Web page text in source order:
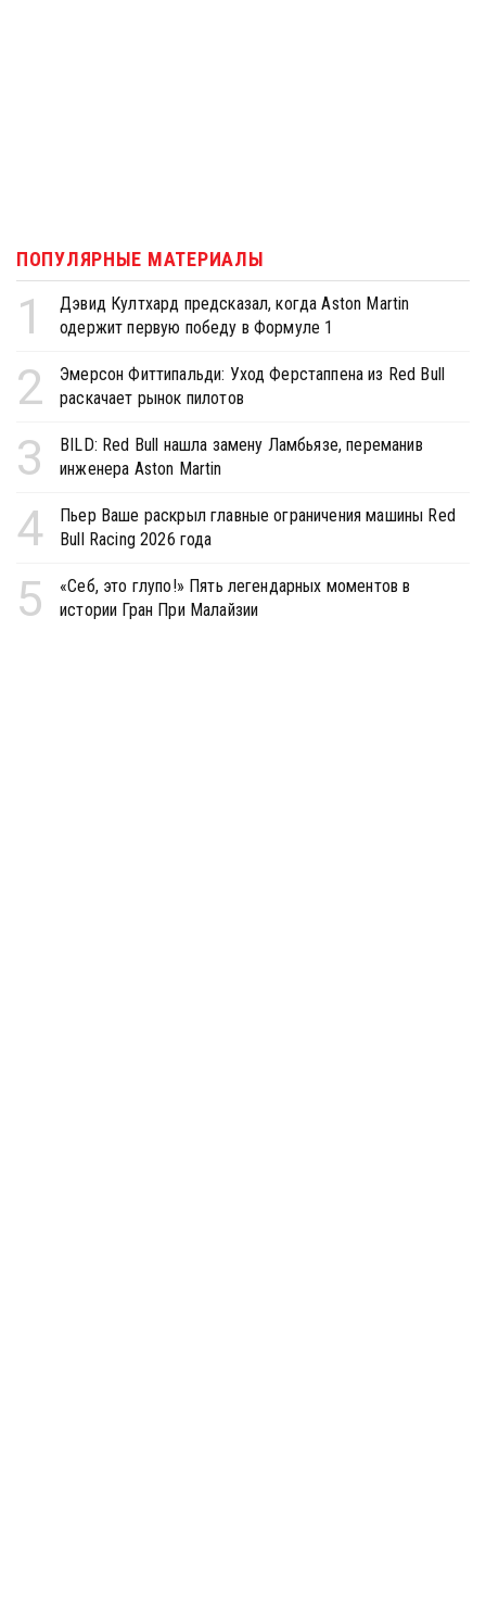
ПОПУЛЯРНЫЕ МАТЕРИАЛЫ
1
Дэвид Култхард предсказал, когда Aston Martin
одержит первую победу в Формуле 1
2
Эмерсон Фиттипальди: Уход Ферстаппена из Red Bull
раскачает рынок пилотов
3
BILD: Red Bull нашла замену Ламбьязе, переманив
инженера Aston Martin
4
Пьер Ваше раскрыл главные ограничения машины Red
Bull Racing 2026 года
5
«Себ, это глупо!» Пять легендарных моментов в
истории Гран При Малайзии